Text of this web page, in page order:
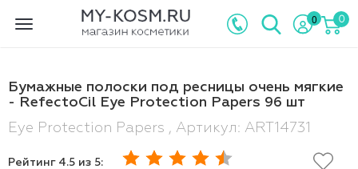
Toggle
0 0
Бумажные полоски под ресницы очень мягкие
- RefectoCil Eye Protection Papers 96 шт
Eye Protection Papers , Артикул: ART14731
Рейтинг 4.5 из 5: